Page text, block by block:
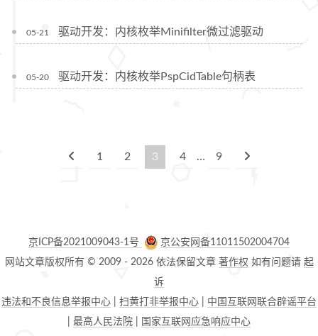
05-21 驱动开发：内核枚举Minifilter微过滤驱动
05-20 驱动开发：内核枚举PspCidTable句柄表
1 2 3 4 … 9
京ICP备2021009043-1号
京公安网备11011502004704
网站文章版权所有 © 2009 - 2026 依法保留文章 著作权 如有问题请 起
诉
违法和不良信息举报中心
扫黄打非举报中心
中国互联网联合辟谣平台
最高人民法院 国家互联网应急响应中心